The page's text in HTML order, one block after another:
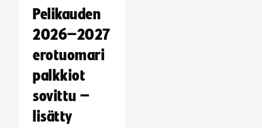
Pelikauden
2026–2027
erotuomari
palkkiot
sovittu –
lisätty